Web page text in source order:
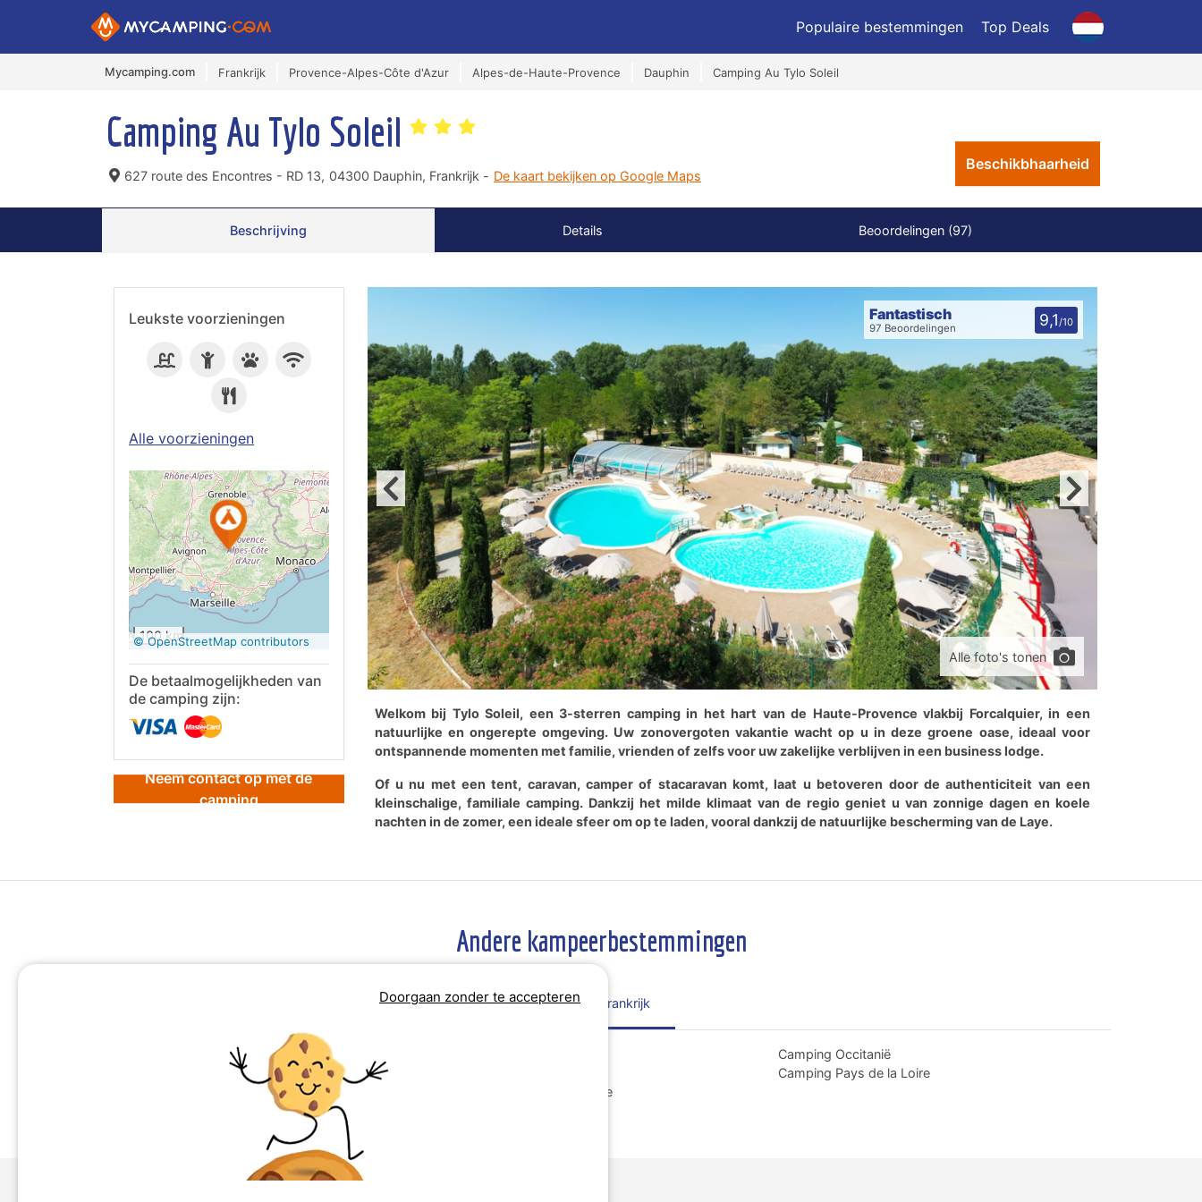
Populaire bestemmingen Top Deals
Mycamping.com Frankrijk Provence-Alpes-Côte d'Azur Alpes-de-Haute-Provence Dauphin Camping Au Tylo Soleil
Camping Au Tylo Soleil
627 route des Encontres - RD 13, 04300 Dauphin, Frankrijk - De kaart bekijken op Google Maps
Beschikbhaarheid
Beschrijving Details Beoordelingen (97)
Leukste voorzieningen
Alle voorzieningen
Op Google
Maps
bekijken
100 km
© OpenStreetMap contributors
De betaalmogelijkheden van
de camping zijn:
Neem contact op met de
camping
Alle foto's tonen
Fantastisch
97 Beoordelingen 9,1 /10
Welkom bij Tylo Soleil, een 3-sterren camping in het hart van de Haute-Provence vlakbij Forcalquier, in een
natuurlijke en ongerepte omgeving. Uw zonovergoten vakantie wacht op u in deze groene oase, ideaal voor
ontspannende momenten met familie, vrienden of zelfs voor uw zakelijke verblijven in een business lodge.
Of u nu met een tent, caravan, camper of stacaravan komt, laat u betoveren door de authenticiteit van een
kleinschalige, familiale camping. Dankzij het milde klimaat van de regio geniet u van zonnige dagen en koele
nachten in de zomer, een ideale sfeer om op te laden, vooral dankzij de natuurlijke bescherming van de Laye.
Andere kampeerbestemmingen
Regio's Frankrijk
Camping Auvergne-Rhône-Alpen
Camping Bourgogne-Franche-Comté
Camping Nouvelle-Aquitaine
Camping Occitanië
Camping Pays de la Loire
Doorgaan zonder te accepteren